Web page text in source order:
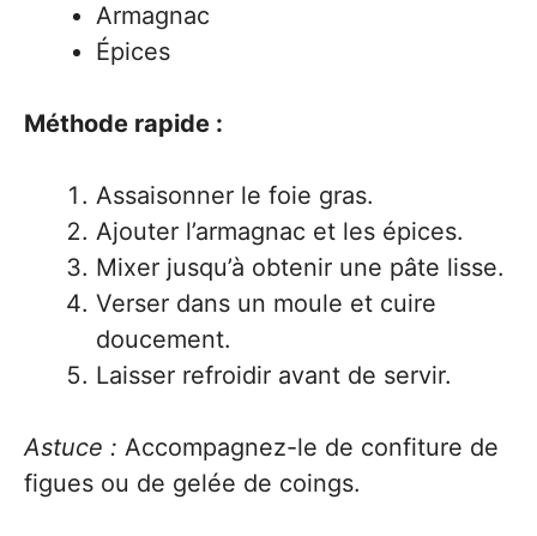
Armagnac
Épices
Méthode rapide :
Assaisonner le foie gras.
Ajouter l’armagnac et les épices.
Mixer jusqu’à obtenir une pâte lisse.
Verser dans un moule et cuire
doucement.
Laisser refroidir avant de servir.
Astuce : Accompagnez-le de confiture de
figues ou de gelée de coings.